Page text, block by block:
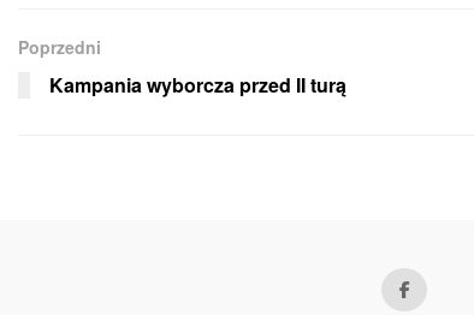
Poprzedni
Kampania wyborcza przed II turą